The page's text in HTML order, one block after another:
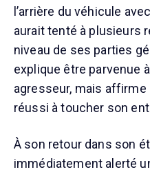
l’arrière du véhicule
aurait tenté à plusieurs
niveau de ses parties
explique être parvenue
agresseur, mais affirme
réussi à toucher son
À son retour dans son
immédiatement alerté